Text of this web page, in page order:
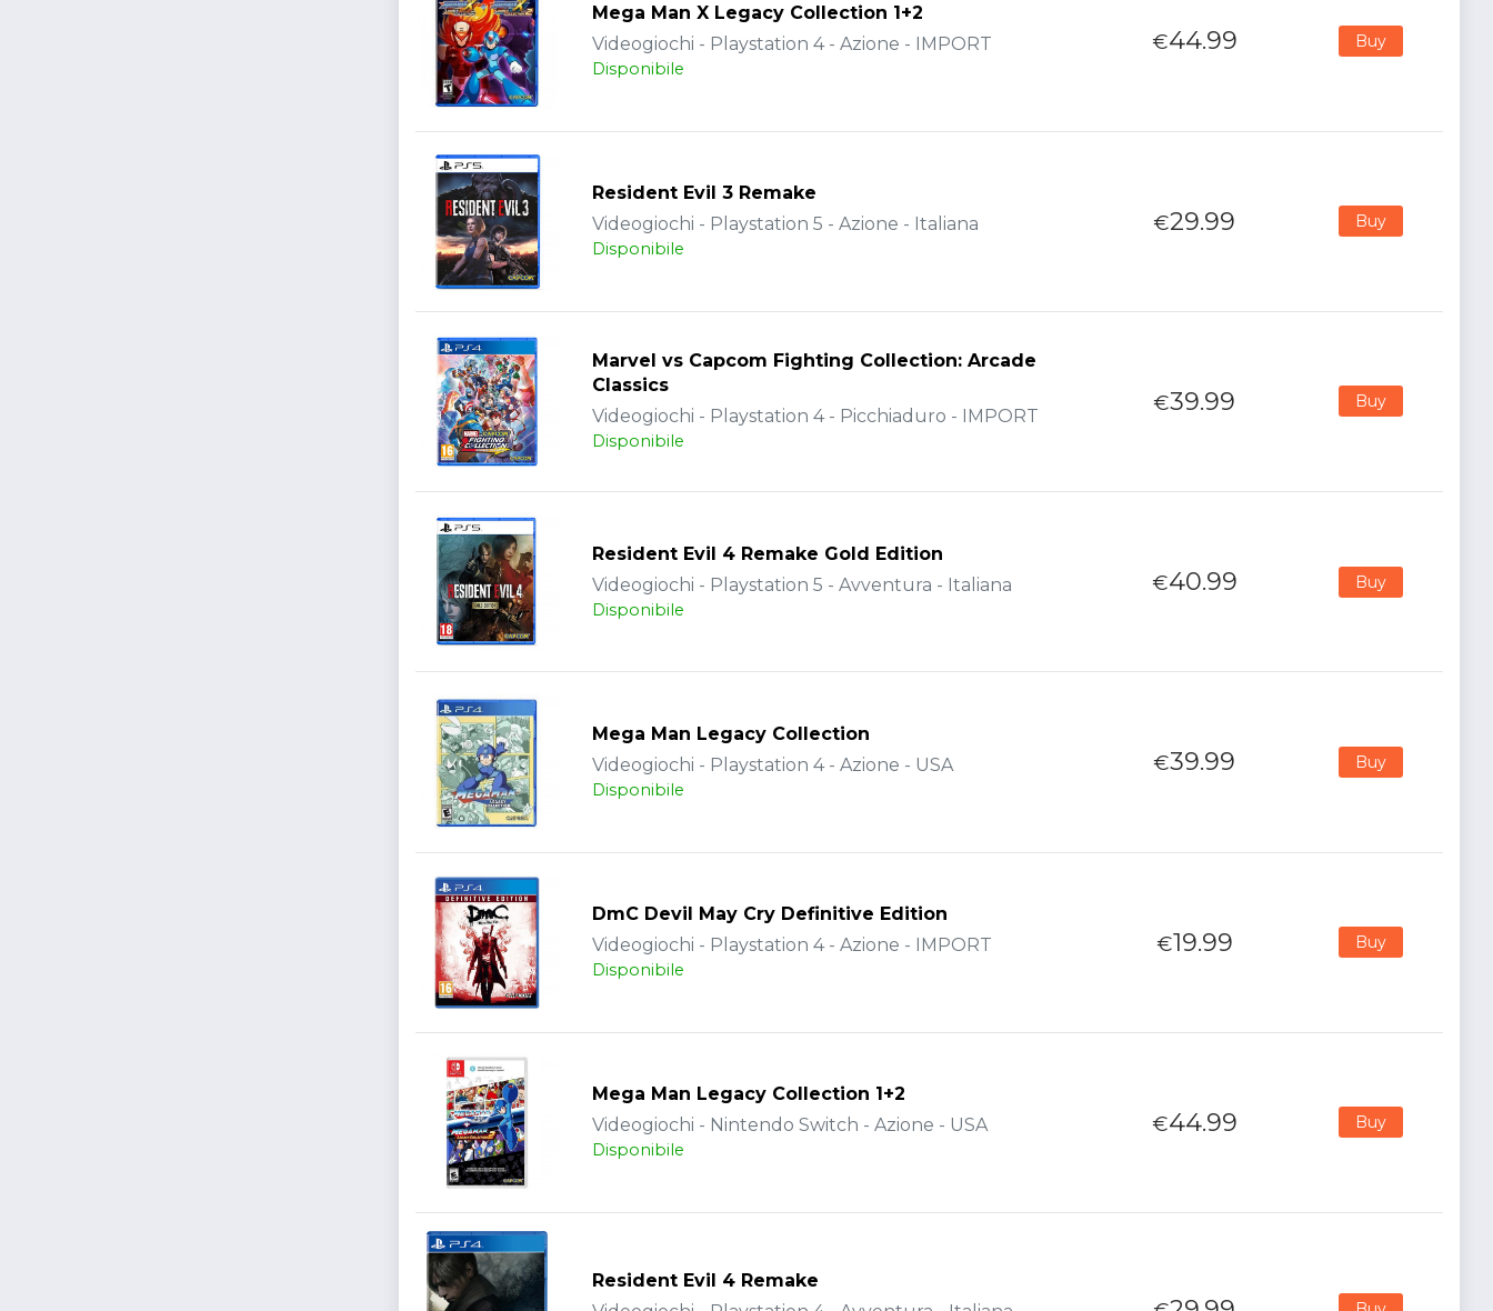
Mega Man X Legacy Collection 1+2
Videogiochi - Playstation 4 - Azione - IMPORT
Disponibile
€44.99 Buy
Resident Evil 3 Remake
Videogiochi - Playstation 5 - Azione - Italiana
Disponibile
€29.99 Buy
Marvel vs Capcom Fighting Collection: Arcade
Classics
Videogiochi - Playstation 4 - Picchiaduro - IMPORT
Disponibile
€39.99 Buy
Resident Evil 4 Remake Gold Edition
Videogiochi - Playstation 5 - Avventura - Italiana
Disponibile
€40.99 Buy
Mega Man Legacy Collection
Videogiochi - Playstation 4 - Azione - USA
Disponibile
€39.99 Buy
DmC Devil May Cry Definitive Edition
Videogiochi - Playstation 4 - Azione - IMPORT
Disponibile
€19.99 Buy
Mega Man Legacy Collection 1+2
Videogiochi - Nintendo Switch - Azione - USA
Disponibile
€44.99 Buy
Resident Evil 4 Remake